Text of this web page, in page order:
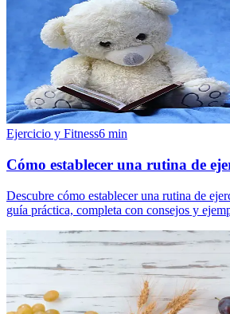
Ejercicio y Fitness6 min
Cómo establecer una rutina de
Descubre cómo establecer una rutina de
guía práctica, completa con consejos y